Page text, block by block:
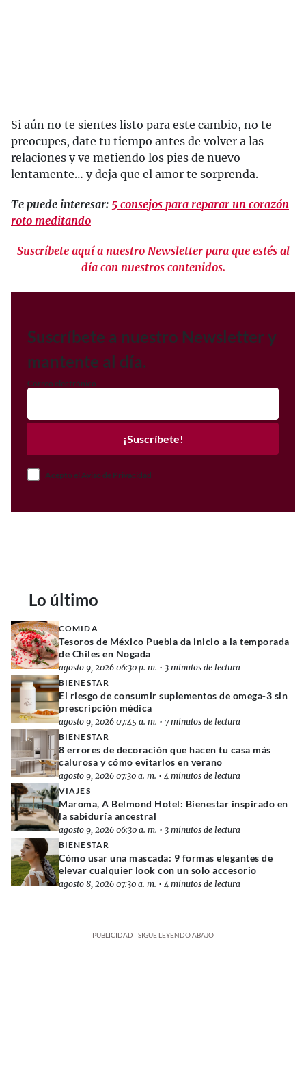
Si aún no te sientes listo para este cambio, no te
preocupes, date tu tiempo antes de volver a las
relaciones y ve metiendo los pies de nuevo
lentamente… y deja que el amor te sorprenda.
Te puede interesar: 5 consejos para reparar un corazón
roto meditando
Suscríbete aquí a nuestro Newsletter para que estés al
día con nuestros contenidos.
Suscríbete a nuestro Newsletter y
mantente al día.
Correo electrónico
¡Suscríbete!
Acepto el Aviso de Privacidad
Lo último
COMIDA
Tesoros de México Puebla da inicio a la temporada
de Chiles en Nogada
agosto 9, 2026 06:30 p. m. • 3 minutos de lectura
BIENESTAR
El riesgo de consumir suplementos de omega‑3 sin
prescripción médica
agosto 9, 2026 07:45 a. m. • 7 minutos de lectura
BIENESTAR
8 errores de decoración que hacen tu casa más
calurosa y cómo evitarlos en verano
agosto 9, 2026 07:30 a. m. • 4 minutos de lectura
VIAJES
Maroma, A Belmond Hotel: Bienestar inspirado en
la sabiduría ancestral
agosto 9, 2026 06:30 a. m. • 3 minutos de lectura
BIENESTAR
Cómo usar una mascada: 9 formas elegantes de
elevar cualquier look con un solo accesorio
agosto 8, 2026 07:30 a. m. • 4 minutos de lectura
PUBLICIDAD - SIGUE LEYENDO ABAJO